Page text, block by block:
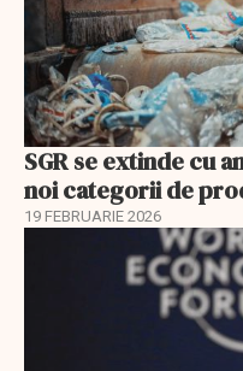
SGR se extinde cu
noi categorii de
19 FEBRUARIE 2026